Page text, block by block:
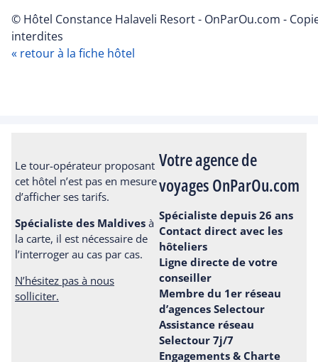
© Hôtel Constance Halaveli Resort - OnParOu.com -
interdites
« retour à la fiche hôtel
Le tour-opérateur proposant
cet hôtel n’est pas en mesure
d’afficher ses tarifs.
Spécialiste des Maldives à
la carte, il est nécessaire de
l’interroger au cas par cas.
N’hésitez pas à nous
solliciter.
Votre agence de
voyages OnParOu.com
Spécialiste depuis 26 ans
Contact direct avec les
hôteliers
Ligne directe de votre
conseiller
Membre du 1er réseau
d’agences Selectour
Assistance réseau
Selectour 7j/7
Engagements & Charte